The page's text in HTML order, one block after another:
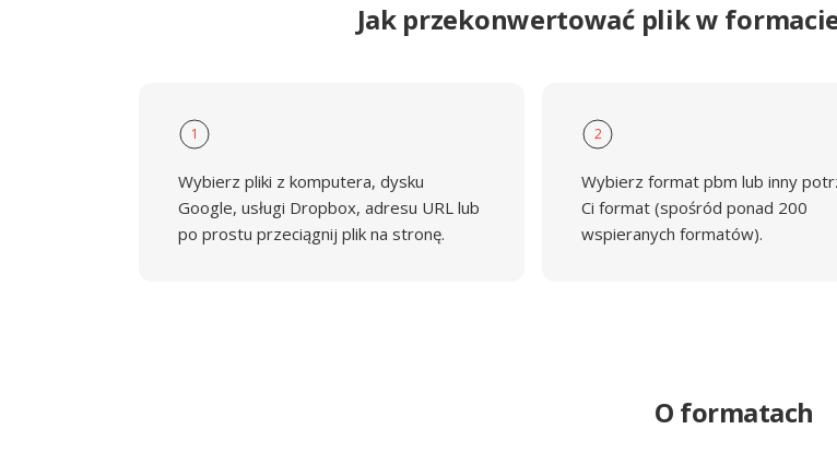
Jak przekonwertować plik w
1
Wybierz pliki z komputera, dysku
Google, usługi Dropbox, adresu URL lub
po prostu przeciągnij plik na stronę.
2
Wybierz format pbm lub inny
Ci format (spośród ponad 200
wspieranych formatów).
O formatach